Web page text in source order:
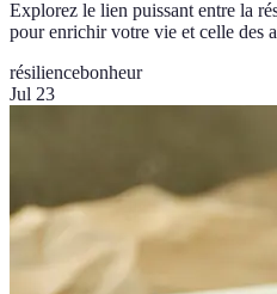
Explorez le lien puissant entre la
pour enrichir votre vie et celle des
résiliencebonheur
Jul 23